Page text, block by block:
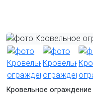
Кровельное